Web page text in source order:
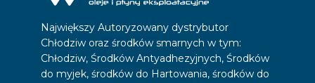
Największy Autoryzowany dystrybutor
Chłodziw oraz środków smarnych w tym:
Chłodziw, Środków Antyadhezyjnych, Środków
do myjek, środków do Hartowania, środków do